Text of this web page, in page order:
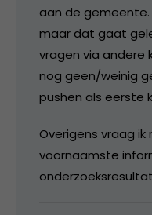
aan de gemeente.
maar dat gaat
vragen via andere
nog geen/weinig
pushen als eerste
Overigens vraag
voornaamste